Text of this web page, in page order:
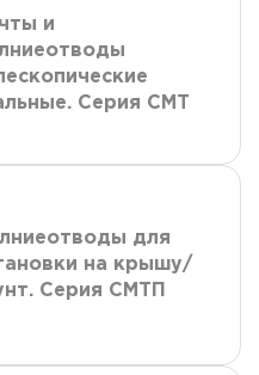
и
Серия СМТ
для
на крышу/
Серия СМТП